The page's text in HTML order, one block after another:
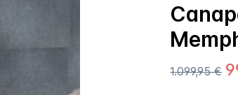
1.099,95 €